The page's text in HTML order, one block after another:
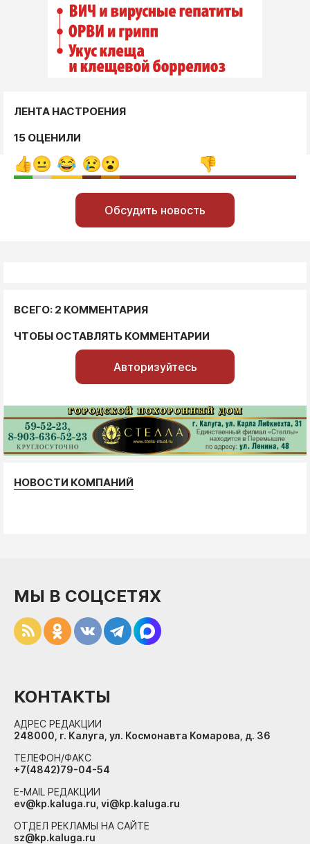
ЛЕНТА НАСТРОЕНИЯ
15 ОЦЕНИЛИ
Обсудить новость
ВСЕГО: 2 КОММЕНТАРИЯ
ЧТОБЫ ОСТАВЛЯТЬ КОММЕНТАРИИ
Авторизуйтесь
НОВОСТИ КОМПАНИЙ
МЫ В СОЦСЕТЯХ
КОНТАКТЫ
АДРЕС РЕДАКЦИИ
248000, г. Калуга, ул. Космонавта Комарова, д. 36
ТЕЛЕФОН/ФАКС
+7(4842)79-04-54
E-MAIL РЕДАКЦИИ
ev@kp.kaluga.ru, vi@kp.kaluga.ru
ОТДЕЛ РЕКЛАМЫ НА САЙТЕ
sz@kp.kaluga.ru